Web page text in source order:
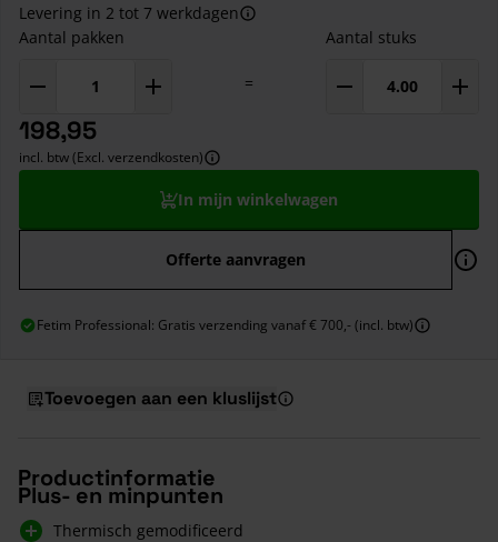
Levering in 2 tot 7 werkdagen
Aantal pakken
=
Aantal stuks
198,95
incl. btw (Excl. verzendkosten)
In mijn winkelwagen
Offerte aanvragen
Fetim Professional: Gratis verzending vanaf € 700,- (incl. btw)
Toevoegen aan een kluslijst
Productinformatie
Plus- en minpunten
Thermisch gemodificeerd